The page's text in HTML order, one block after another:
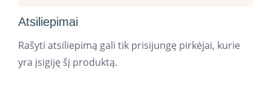
Atsiliepimai
Rašyti atsiliepimą gali tik prisijungę pirkėjai, kurie
yra įsigiję šį produktą.